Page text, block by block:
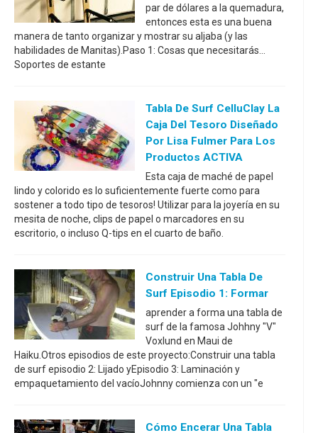
par de dólares a la quemadura,
entonces esta es una buena
manera de tanto organizar y mostrar su aljaba (y las
habilidades de Manitas).Paso 1: Cosas que necesitarás...
Soportes de estante
Tabla De Surf CelluClay La
Caja Del Tesoro Diseñado
Por Lisa Fulmer Para Los
Productos ACTIVA
Esta caja de maché de papel
lindo y colorido es lo suficientemente fuerte como para
sostener a todo tipo de tesoros! Utilizar para la joyería en su
mesita de noche, clips de papel o marcadores en su
escritorio, o incluso Q-tips en el cuarto de baño.
Construir Una Tabla De
Surf Episodio 1: Formar
aprender a forma una tabla de
surf de la famosa Johhny "V"
Voxlund en Maui de
Haiku.Otros episodios de este proyecto:Construir una tabla
de surf episodio 2: Lijado yEpisodio 3: Laminación y
empaquetamiento del vacíoJohnny comienza con un "e
Cómo Encerar Una Tabla